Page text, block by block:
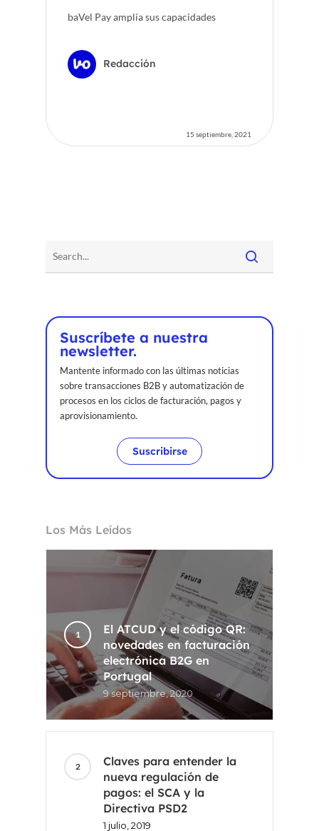
baVel Pay amplía sus capacidades
Redacción
15 septiembre, 2021
Suscríbete a nuestra
newsletter.
Mantente informado con las últimas noticias
sobre transacciones B2B y automatización de
procesos en los ciclos de facturación, pagos y
aprovisionamiento.
Suscribirse
Los Más Leídos
El ATCUD y el código QR:
novedades en facturación
electrónica B2G en
Portugal
9 septiembre, 2020
Claves para entender la
nueva regulación de
pagos: el SCA y la
Directiva PSD2
1 julio, 2019